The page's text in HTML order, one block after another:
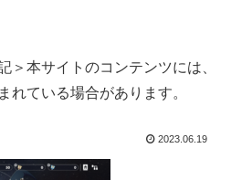
＞本サイトのコンテンツには、
れている場合があります。
2023.06.19